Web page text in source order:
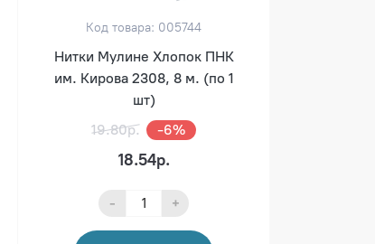
Код товара: 005744
Нитки Мулине Хлопок ПНК
им. Кирова 2308, 8 м. (по 1
шт)
19.80р.
-6%
18.54р.
- +